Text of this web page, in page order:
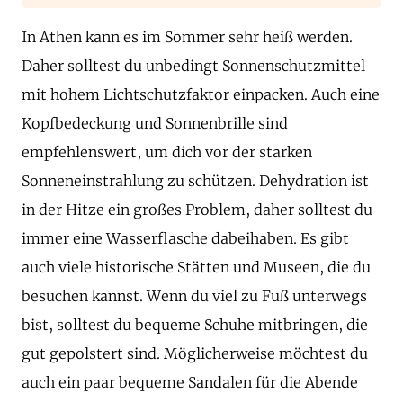
In Athen kann es im Sommer sehr heiß werden.
Daher solltest du unbedingt Sonnenschutzmittel
mit hohem Lichtschutzfaktor einpacken. Auch eine
Kopfbedeckung und Sonnenbrille sind
empfehlenswert, um dich vor der starken
Sonneneinstrahlung zu schützen. Dehydration ist
in der Hitze ein großes Problem, daher solltest du
immer eine Wasserflasche dabeihaben. Es gibt
auch viele historische Stätten und Museen, die du
besuchen kannst. Wenn du viel zu Fuß unterwegs
bist, solltest du bequeme Schuhe mitbringen, die
gut gepolstert sind. Möglicherweise möchtest du
auch ein paar bequeme Sandalen für die Abende